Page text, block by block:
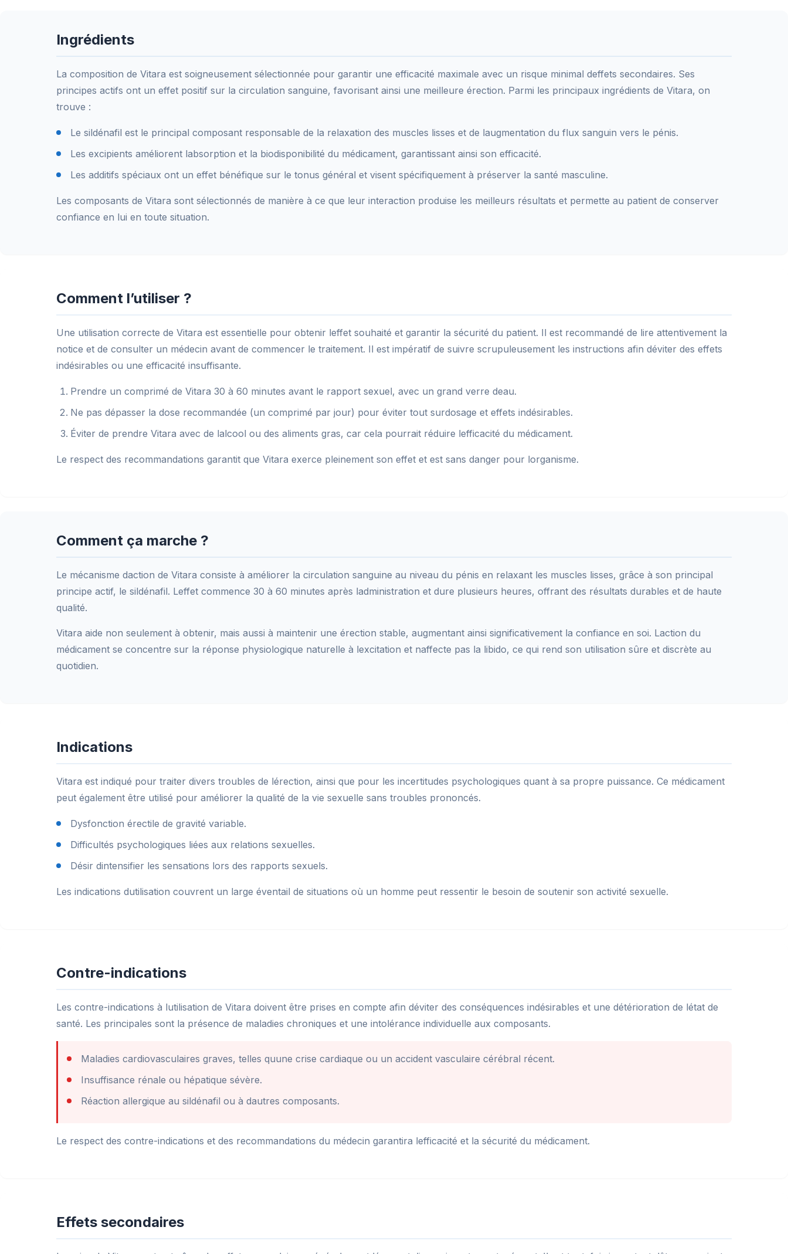
Ingrédients
La composition de Vitara est soigneusement sélectionnée pour garantir une efficacité maximale avec un risque minimal deffets secondaires. Ses
principes actifs ont un effet positif sur la circulation sanguine, favorisant ainsi une meilleure érection. Parmi les principaux ingrédients de Vitara, on
trouve :
Le sildénafil est le principal composant responsable de la relaxation des muscles lisses et de laugmentation du flux sanguin vers le pénis.
Les excipients améliorent labsorption et la biodisponibilité du médicament, garantissant ainsi son efficacité.
Les additifs spéciaux ont un effet bénéfique sur le tonus général et visent spécifiquement à préserver la santé masculine.
Les composants de Vitara sont sélectionnés de manière à ce que leur interaction produise les meilleurs résultats et permette au patient de conserver
confiance en lui en toute situation.
Comment l’utiliser ?
Une utilisation correcte de Vitara est essentielle pour obtenir leffet souhaité et garantir la sécurité du patient. Il est recommandé de lire attentivement la
notice et de consulter un médecin avant de commencer le traitement. Il est impératif de suivre scrupuleusement les instructions afin déviter des effets
indésirables ou une efficacité insuffisante.
Prendre un comprimé de Vitara 30 à 60 minutes avant le rapport sexuel, avec un grand verre deau.
Ne pas dépasser la dose recommandée (un comprimé par jour) pour éviter tout surdosage et effets indésirables.
Éviter de prendre Vitara avec de lalcool ou des aliments gras, car cela pourrait réduire lefficacité du médicament.
Le respect des recommandations garantit que Vitara exerce pleinement son effet et est sans danger pour lorganisme.
Comment ça marche ?
Le mécanisme daction de Vitara consiste à améliorer la circulation sanguine au niveau du pénis en relaxant les muscles lisses, grâce à son principal
principe actif, le sildénafil. Leffet commence 30 à 60 minutes après ladministration et dure plusieurs heures, offrant des résultats durables et de haute
qualité.
Vitara aide non seulement à obtenir, mais aussi à maintenir une érection stable, augmentant ainsi significativement la confiance en soi. Laction du
médicament se concentre sur la réponse physiologique naturelle à lexcitation et naffecte pas la libido, ce qui rend son utilisation sûre et discrète au
quotidien.
Indications
Vitara est indiqué pour traiter divers troubles de lérection, ainsi que pour les incertitudes psychologiques quant à sa propre puissance. Ce médicament
peut également être utilisé pour améliorer la qualité de la vie sexuelle sans troubles prononcés.
Dysfonction érectile de gravité variable.
Difficultés psychologiques liées aux relations sexuelles.
Désir dintensifier les sensations lors des rapports sexuels.
Les indications dutilisation couvrent un large éventail de situations où un homme peut ressentir le besoin de soutenir son activité sexuelle.
Contre-indications
Les contre-indications à lutilisation de Vitara doivent être prises en compte afin déviter des conséquences indésirables et une détérioration de létat de
santé. Les principales sont la présence de maladies chroniques et une intolérance individuelle aux composants.
Maladies cardiovasculaires graves, telles quune crise cardiaque ou un accident vasculaire cérébral récent.
Insuffisance rénale ou hépatique sévère.
Réaction allergique au sildénafil ou à dautres composants.
Le respect des contre-indications et des recommandations du médecin garantira lefficacité et la sécurité du médicament.
Effets secondaires